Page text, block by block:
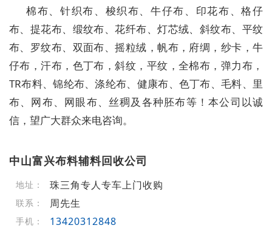
棉布、针织布、梭织布、牛仔布、印花布、格仔
布、提花布、缎纹布、花纤布、灯芯绒、斜纹布、平纹
布、罗纹布、双面布、摇粒绒，帆布，府绸，纱卡，牛
仔布，汗布，色丁布，斜纹，平纹，全棉布，弹力布，
TR布料、锦纶布、涤纶布、健康布、色丁布、毛料、里
布、网布、网眼布、丝稠及各种胚布等！本公司以诚
信，望广大群众来电咨询。
中山富兴布料辅料回收公司
地址： 珠三角专人专车上门收购
联系： 周先生
手机： 13420312848